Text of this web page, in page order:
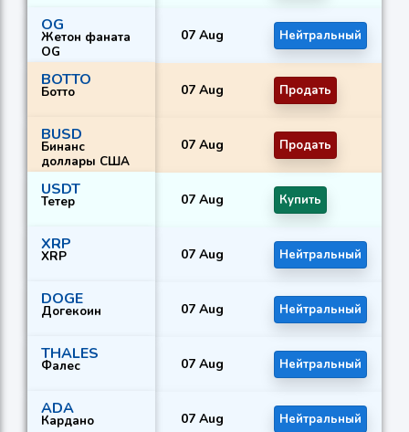
OG
Жетон фаната
OG
07 Aug Нейтральный
BOTTO
Ботто 07 Aug Продать
BUSD
Бинанс
доллары США
07 Aug Продать
USDT
Тетер 07 Aug Купить
XRP
XRP 07 Aug Нейтральный
DOGE
Догекоин 07 Aug Нейтральный
THALES
Фалес 07 Aug Нейтральный
ADA
Кардано 07 Aug Нейтральный